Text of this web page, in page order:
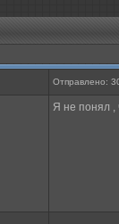
Отправлено:
Я не понял ,